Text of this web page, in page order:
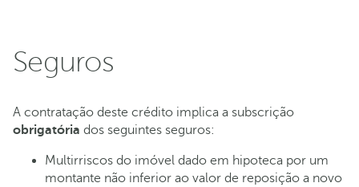
Seguros
A contratação deste crédito implica a subscrição
obrigatória dos seguintes seguros:
Multirriscos do imóvel dado em hipoteca por um
montante não inferior ao valor de reposição a novo